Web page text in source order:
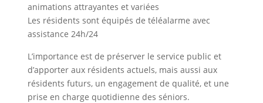
animations attrayantes et variées
Les résidents sont équipés de téléalarme avec
assistance 24h/24
L’importance est de préserver le service public et
d’apporter aux résidents actuels, mais aussi aux
résidents futurs, un engagement de qualité, et une
prise en charge quotidienne des séniors.